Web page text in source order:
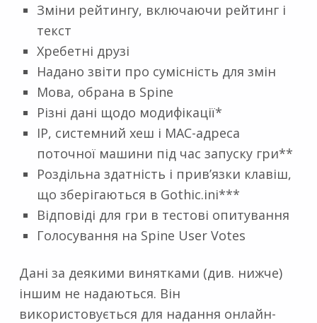
Зміни рейтингу, включаючи рейтинг і
текст
Хребетні друзі
Надано звіти про сумісність для змін
Мова, обрана в Spine
Різні дані щодо модифікації*
IP, системний хеш і MAC-адреса
поточної машини під час запуску гри**
Роздільна здатність і прив’язки клавіш,
що зберігаються в Gothic.ini***
Відповіді для гри в тестові опитування
Голосування на Spine User Votes
Дані за деякими винятками (див. нижче)
іншим не надаються. Він
використовується для надання онлайн-